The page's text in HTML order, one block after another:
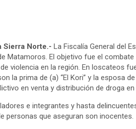
Sierra Norte.- La Fiscalía General del
Matamoros. El objetivo fue el
violencia en la región. En loscateos
la prima de (a) “El Kori” y la esposa de
en venta y distribución de droga
e integrantes y hasta
personas que aseguran son inocentes.